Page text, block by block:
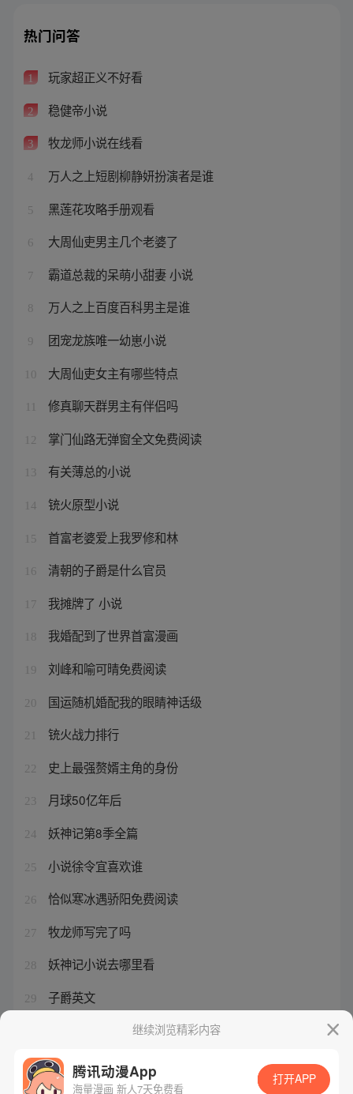
热门问答
1 玩家超正义不好看
2 稳健帝小说
3 牧龙师小说在线看
4 万人之上短剧柳静妍扮演者是谁
5 黑莲花攻略手册观看
6 大周仙吏男主几个老婆了
7 霸道总裁的呆萌小甜妻 小说
8 万人之上百度百科男主是谁
9 团宠龙族唯一幼崽小说
10 大周仙吏女主有哪些特点
修真聊天群男主有伴侣吗
12 掌门仙路无弹窗全文免费阅读
13 有关薄总的小说
14 铳火原型小说
15 首富老婆爱上我罗修和林
16 清朝的子爵是什么官员
17 我摊牌了 小说
18 我婚配到了世界首富漫画
19 刘峰和喻可晴免费阅读
20 国运随机婚配我的眼睛神话级
21 铳火战力排行
22 史上最强赘婿主角的身份
23 月球50亿年后
24 妖神记第8季全篇
25 小说徐令宜喜欢谁
26 恰似寒冰遇骄阳免费阅读
27 牧龙师写完了吗
28 妖神记小说去哪里看
29 子爵英文
牧龙师一口气看完继续浏览精彩内容
腾讯动漫App
海量漫画 新人7天免费看
打开APP